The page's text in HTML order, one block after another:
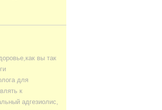
вы так
для
к
адгезиолис,